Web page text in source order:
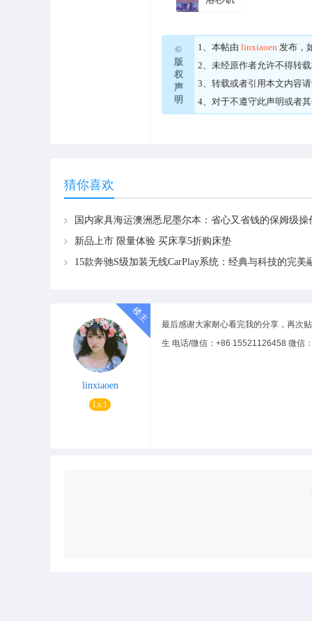
©
版
权
声
明
1、本帖由 linxiaoen 发布，
2、未经原作者允许不得转
3、转载或者引用本文内容
4、对于不遵守此声明或者
猜你喜欢
新品上市 限量体验 买床享5折购床垫
15款奔驰S级加装无线CarPlay系统：经典与科技的完美
linxiaoen
Lv.1
最后感谢大家耐心看完我的分享，再次
生 电话/微信：+86 15521126458 微信